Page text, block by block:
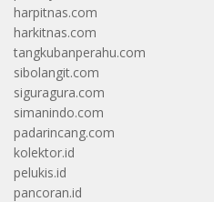
harpitnas.com
harkitnas.com
tangkubanperahu.com
sibolangit.com
siguragura.com
simanindo.com
padarincang.com
kolektor.id
pelukis.id
pancoran.id